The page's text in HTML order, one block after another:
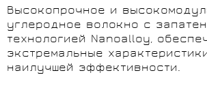
Высокопрочное и
углеродное волокно с
технологией Nanoalloy,
экстремальные
наилучшей эффективности.